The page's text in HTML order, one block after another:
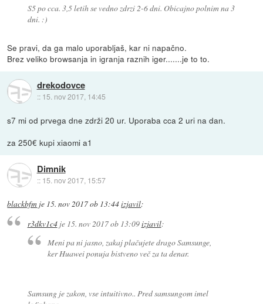
S5 po cca. 3,5 letih se vedno zdrzi 2-6 dni. Obicajno polnim na 3
dni. :)
Se pravi, da ga malo uporabljaš, kar ni napačno.
Brez veliko browsanja in igranja raznih iger.......je to to.
drekodovce
:: 15. nov 2017, 14:45
s7 mi od prvega dne zdrži 20 ur. Uporaba cca 2 uri na dan.
za 250€ kupi xiaomi a1
Dimnik
:: 15. nov 2017, 15:57
blackbfm je 15. nov 2017 ob 13:44izjavil:
r3dkv1c4je 15. nov 2017 ob 13:09izjavil:
Meni pa ni jasno, zakaj plačujete drago Samsunge,
ker Huawei ponuja bistveno več za ta denar.
Samsung je zakon, vse intuitivno.. Pred samsungom imel